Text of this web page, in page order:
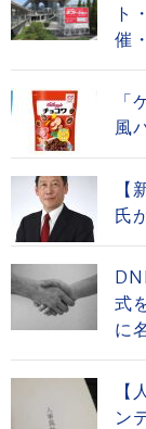
ト
催
風
氏
式
に
ン